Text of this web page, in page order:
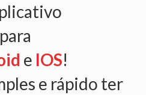
e IOS!
e rápido ter